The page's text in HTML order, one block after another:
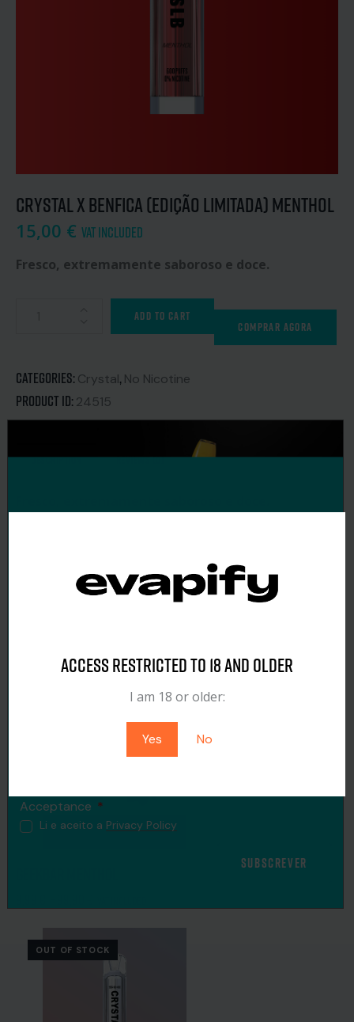
Access restricted to 18 and older
I am 18 or older:
Yes No
Crystal x Benfica (Edição Limitada) Menthol
15,00 € VAT included
Fresco, extremamente saboroso e doce.
ADD TO CART
COMPRAR AGORA
Categories:Crystal, No Nicotine
Product ID:24515
DESCRIPTION REVIEWS (0)
Quantidade de líquido: 2 ml
OUT OF STOCK
OUT OF STOCK
Fica Atualizado Com A
Acceptance
Li e aceito aPrivacy Policy
SUBSCREVER